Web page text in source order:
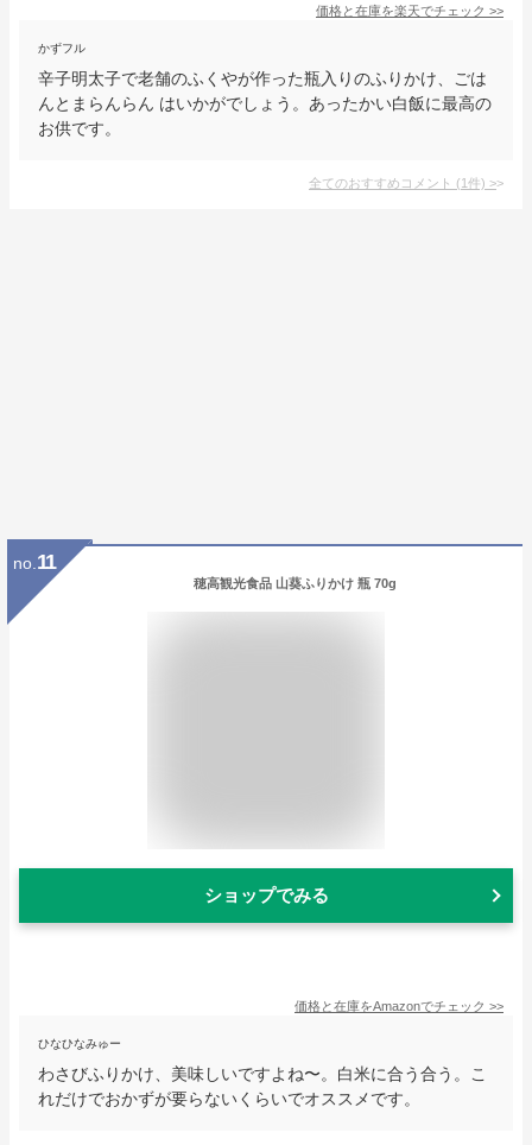
価格と在庫を楽天でチェック >>
かずフル
辛子明太子で老舗のふくやが作った瓶入りのふりかけ、ごは
んとまらんらん はいかがでしょう。あったかい白飯に最高の
お供です。
全てのおすすめコメント (1件) >
no. 11
穂高観光食品 山葵ふりかけ 瓶 70g
ショップでみる
価格と在庫をAmazonでチェック >>
ひなひなみゅー
わさびふりかけ、美味しいですよね〜。白米に合う合う。こ
れだけでおかずが要らないくらいでオススメです。